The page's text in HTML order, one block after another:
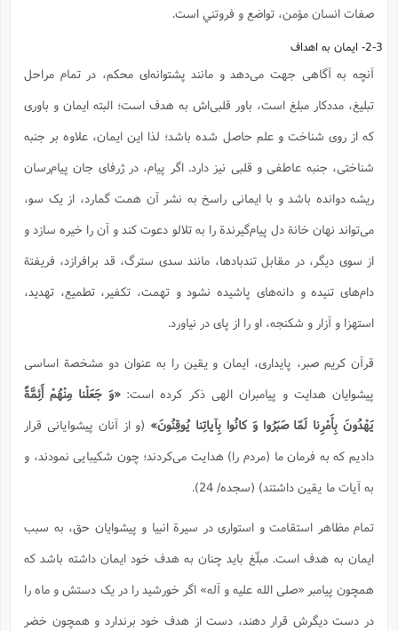
صفات انسان مؤمن، تواضع و فروتني است.
2-3- ایمان به اهداف
آنچه به آگاهی جهت می‌دهد و مانند پشتوانه‌ای محکم، در تمام مراحل
تبلیغ، مددکار مبلغ است، باور قلبی‌اش به هدف است؛ البته ایمان و باوری
که از روی شناخت و علم حاصل شده باشد؛ لذا این ایمان، علاوه بر جنبه
شناختی، جنبه عاطفی و قلبی نیز دارد. اگر پیام، در ژرفای جان پیام‌رسان
ریشه دوانده باشد و با ایمانی راسخ به نشر آن همت گمارد، از یک سو،
می‌تواند نهان خانة دل پیام‌گیرندة را به تلالو دعوت کند و آن را خیره سازد و
از سوی دیگر، در مقابل تندبادها، مانند سدی سترگ، قد برافرازد، فریفتة
دام‌های تنیده و دانه‌های پاشیده نشود و تهمت، تکفیر، تطمیع، تهدید،
استهزا و آزار و شکنجه، او را از پای در نیاورد.
قرآن کریم صبر، پایداری، ایمان و یقین را به عنوان دو مشخصة اساسی
پیشوایان هدایت و پیامبران الهی ذکر کرده است: «وَ جَعَلْنا مِنْهُمْ أَئِمَّةً
يَهْدُونَ بِأَمْرِنا لَمّا صَبَرُوا وَ كانُوا بِآياتِنا يُوقِنُونَ»(و از آنان پيشوايانى قرار
داديم كه به فرمان ما (مردم را) هدايت می‌كردند؛ چون شكيبايى نمودند، و
به آيات ما يقين داشتند) (سجده/ 24).
تمام مظاهر استقامت و استواری در سیرة انبیا و پیشوایان حق، به سبب
ایمان به هدف است. مبلّغ باید چنان به هدف خود ایمان داشته باشد كه
همچون پیامبر «صلی الله علیه و آله» اگر خورشید را در یک دستش و ماه را
در دست دیگرش قرار دهند، دست از هدف خود برندارد و همچون خضر